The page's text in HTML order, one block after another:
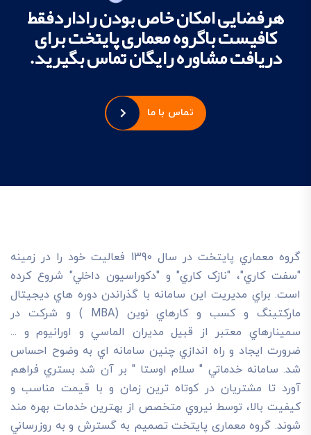
هرفضایی امکان خاص بودن راداردفقط
کافیست باگروه معماری پایتخت برای
دریافت مشاوره رایگان تماس بگیرید.
تماس با ما
گروه معماري پايتخت در سال 1390 فعاليت خود را در زمينه
"سفت کاري"، "نازک کاري" و "دکوراسيون داخلي" شروع کرده
است. براي مديريت اين سامانه با گذراندن دوره هاي ديجيتال
مارکتينگ و کسب و کارهاي نوين (MBA ) و شرکت در
سمينارهاي معتبر از قبيل مديران الماسي و اورانيوم و ...
ضرورت ايجاد و راه اندازي چنين سامانه اي به وضوح احساس
شد. سامانه خدماتي " سلام اوستا " بر آن شد بستري فراهم
آورد تا مشتريان در کوتاه ترين زمان و با قيمت مناسب و
کيفيت بالا، توسط نيروي متخصص از بهترين خدمات بهره مند
شوند. گروه معماری پایتخت تصميم به گسترش و به روزرساني